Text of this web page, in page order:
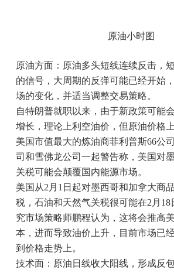
原油小时图
原油方面：原油多头短线连续反击，
的信号，大周期的反弹可能已经开始
场的变化，并适当调整交易策略。
自特朗普就职以来，由于新政策可能
增长，理论上利空油价，但原油价格
美国市值最大的炼油商菲利普斯66公
司和雪佛龙公司一起警告称，美国对
关税可能会颠覆国内能源市场。
美国从2月1日起对墨西哥和加拿大商
税，石油和天然气关税很可能在2月
究市场策略师鹏程认为，这将会推高
本，进而导致油价上升，目前市场已
到价格走势上。
技术面：原油日线收大阳线，形成反